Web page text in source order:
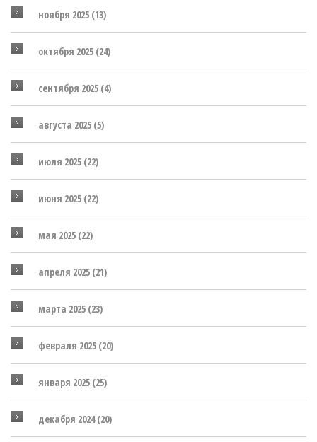
ноября 2025 (13)
октября 2025 (24)
сентября 2025 (4)
августа 2025 (5)
июля 2025 (22)
июня 2025 (22)
мая 2025 (22)
апреля 2025 (21)
марта 2025 (23)
февраля 2025 (20)
января 2025 (25)
декабря 2024(20)